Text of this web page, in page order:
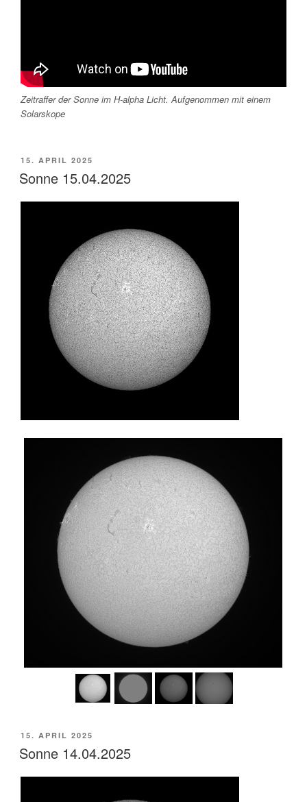
Zeitraffer der Sonne im H-alpha Licht. Aufgenommen mit einem
Solarskope
VERÖFFENTLICHT
AM
15. APRIL 2025
Sonne 15.04.2025
VERÖFFENTLICHT
AM
15. APRIL 2025
Sonne 14.04.2025